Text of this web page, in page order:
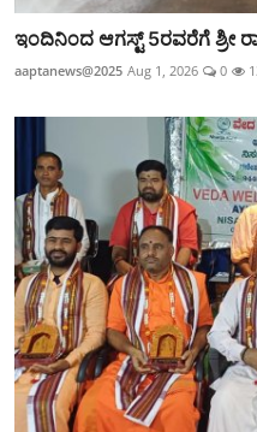
ಇಂದಿನಿಂದ ಆಗಸ್ಟ್‌ 5ರವರೆಗೆ ಶ್ರೀ
aaptanews@2025 Aug 1, 2026 0